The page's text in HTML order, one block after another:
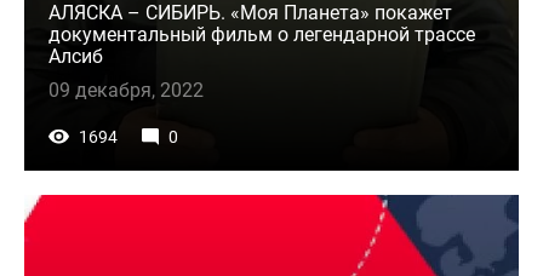
АЛЯСКА – СИБИРЬ. «Моя Планета» покажет
документальный фильм о легендарной трассе
Алсиб
09 декабря, 2022
1694 0